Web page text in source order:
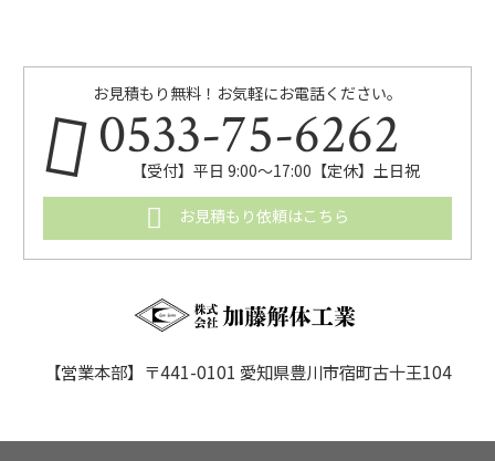
お見積もり無料！お気軽にお電話ください。
0533-75-6262
【受付】平日 9:00〜17:00【定休】土日祝
お見積もり依頼はこちら
【営業本部】〒441-0101 愛知県豊川市宿町古十王104